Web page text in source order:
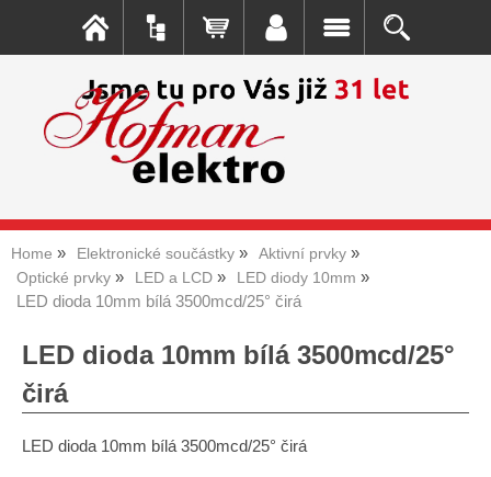
Home Elektronické součástky
Aktivní prvky
Optické prvky
LED a LCD LED diody 10mm
LED dioda 10mm bílá 3500mcd/25° čirá
LED dioda 10mm bílá 3500mcd/25°
čirá
LED dioda 10mm bílá 3500mcd/25° čirá